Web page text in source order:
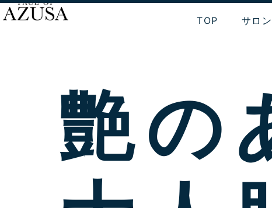
内
容
TOP サロ
艶の